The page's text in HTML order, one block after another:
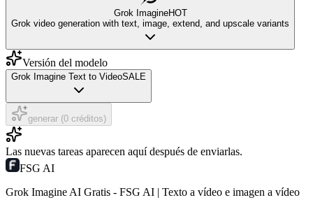
Grok ImagineHOT
Grok video generation with text, image, extend, and upscale variants
Versión del modelo
Grok Imagine Text to VideoSALE
generar (0 créditos)
Las nuevas tareas aparecen aquí después de enviarlas.
FSG AI
Grok Imagine AI Gratis - FSG AI | Texto a vídeo e imagen a vídeo